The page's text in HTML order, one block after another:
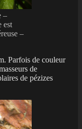
–
est
–
Parfois de couleur
de
de pézizes